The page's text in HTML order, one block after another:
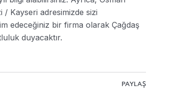
/ Kayseri adresimizde sizi
edeceğiniz bir firma olarak Çağdaş
duyacaktır.
PAYLAŞ